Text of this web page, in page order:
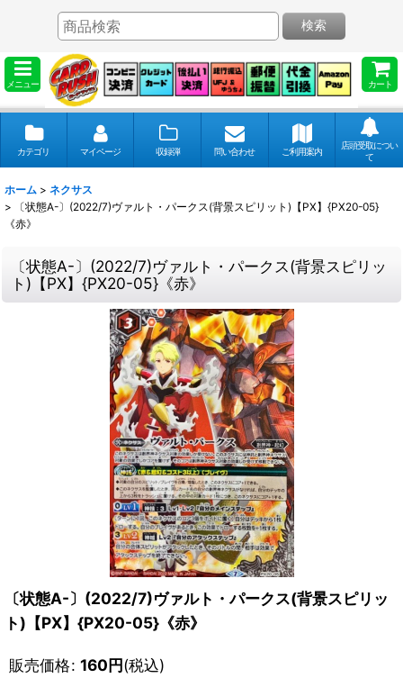
メニュー カート
検索
カテゴリ マイページ 収録弾 問い合わせ ご利用案内
店頭受取につい
て
ホーム > ネクサス
>
〔状態A-〕(2022/7)ヴァルト・パークス(背景スピリット)【PX】{PX20-05}
《赤》
〔状態A-〕(2022/7)ヴァルト・パークス(背景スピリッ
ト)【PX】{PX20-05}《赤》
〔状態A-〕(2022/7)ヴァルト・パークス(背景スピリッ
ト)【PX】{PX20-05}《赤》
販売価格: 160円(税込)